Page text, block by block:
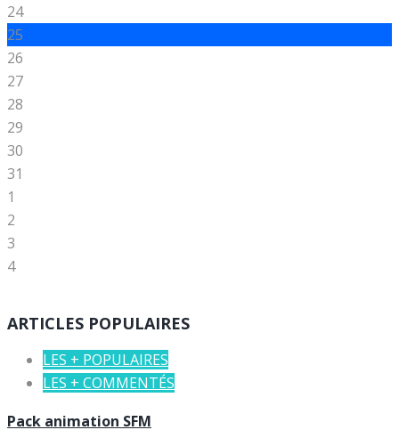
24
25
26
27
28
29
30
31
1
2
3
4
ARTICLES POPULAIRES
LES + POPULAIRES
LES + COMMENTÉS
Pack animation SFM